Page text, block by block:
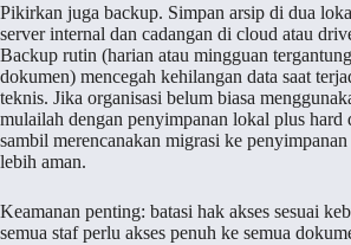
Pikirkan juga backup. Simpan arsip di dua
server internal dan cadangan di cloud atau
Backup rutin (harian atau mingguan
dokumen) mencegah kehilangan data saat
teknis. Jika organisasi belum biasa
mulailah dengan penyimpanan lokal plus hard
sambil merencanakan migrasi ke
lebih aman.
Keamanan penting: batasi hak akses sesuai
semua staf perlu akses penuh ke semua